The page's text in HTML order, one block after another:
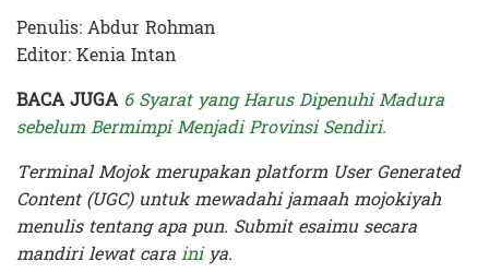
Penulis: Abdur Rohman
Editor: Kenia Intan
BACA JUGA 6 Syarat yang Harus Dipenuhi Madura
sebelum Bermimpi Menjadi Provinsi Sendiri.
Terminal Mojok merupakan platform User Generated
Content (UGC) untuk mewadahi jamaah mojokiyah
menulis tentang apa pun. Submit esaimu secara
mandiri lewat carainiya.